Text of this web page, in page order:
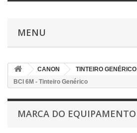
MENU
CANON TINTEIRO GENÉRICO
BCI 6M - Tinteiro Genérico
MARCA DO EQUIPAMENTO